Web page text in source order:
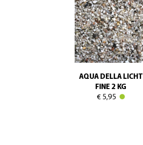
AQUA DELLA LICHT
FINE 2 KG
€ 5,95